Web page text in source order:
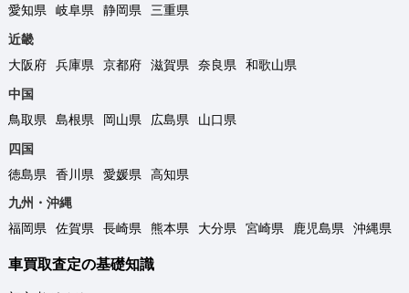
愛知県
岐阜県 静岡県
三重県
近畿
大阪府
兵庫県 京都府 滋賀県 奈良県
和歌山県
中国
鳥取県
島根県 岡山県 広島県
山口県
四国
徳島県
香川県 愛媛県
高知県
九州・沖縄
福岡県
佐賀県 長崎県 熊本県 大分県 宮崎県 鹿児島県 沖縄県
車買取査定の基礎知識